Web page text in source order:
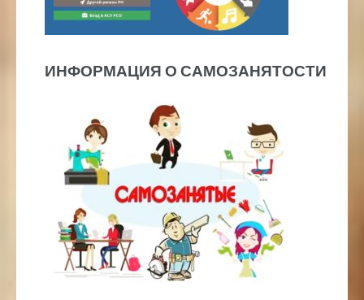
ИНФОРМАЦИЯ О САМОЗАНЯТОСТИ